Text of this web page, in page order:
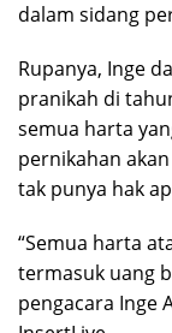
dalam sidang
Rupanya, Inge
pranikah di
semua harta
pernikahan
tak punya hak
“Semua harta
termasuk uang
pengacara Inge